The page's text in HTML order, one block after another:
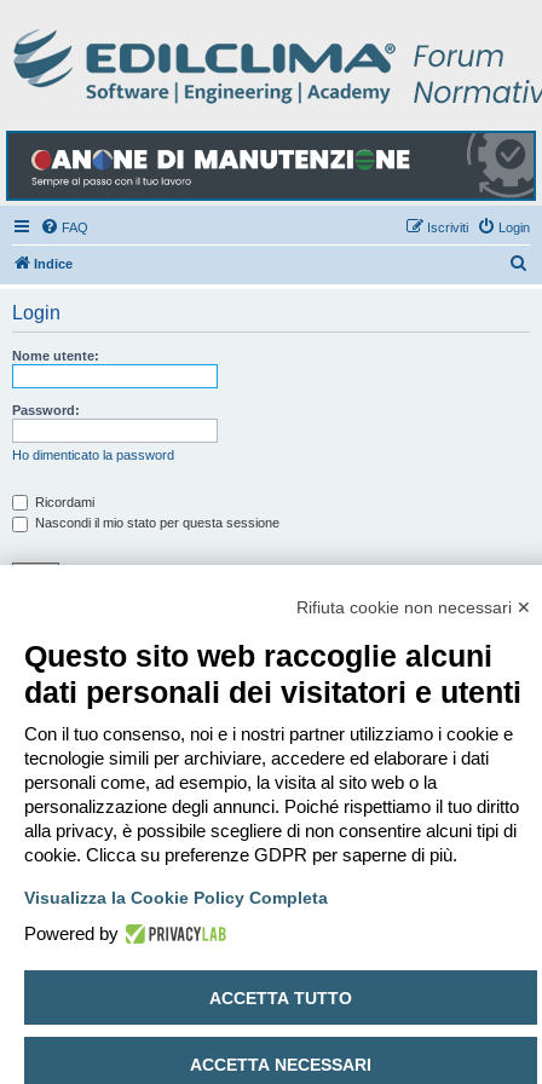
FAQ Login
Iscriviti
Indice
Login
Nome utente:
Password:
Ho dimenticato la password
Ricordami
Nascondi il mio stato per questa sessione
Per eseguire il login devi essere registrato. La registrazione richiede solo
pochi secondi e garantisce l’accesso alle funzioni avanzate. L’amministratore
può anche dare permessi speciali agli utenti. Prima di eseguire il login
assicurati di aver letto i termini d’uso e le varie regole.
Condizioni d’uso
Trattamento dei dati personali
Indice Tutti gli orari sono
Cancella cookie
Contattaci
Creato daphpBB® Forum Software © phpBB Limited
Traduzione Italiana
Rifiuta cookie non necessari ✕
Questo sito web raccoglie alcuni
dati personali dei visitatori e utenti
Con il tuo consenso, noi e i nostri partner utilizziamo i cookie e
tecnologie simili per archiviare, accedere ed elaborare i dati
personali come, ad esempio, la visita al sito web o la
personalizzazione degli annunci. Poiché rispettiamo il tuo diritto
alla privacy, è possibile scegliere di non consentire alcuni tipi di
cookie. Clicca su preferenze GDPR per saperne di più.
Visualizza la Cookie Policy Completa
Powered by
ACCETTA TUTTO
ACCETTA NECESSARI